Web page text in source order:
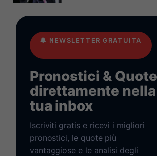
🔔 NEWSLETTER GRATUITA
Pronostici & Quote
direttamente nella
tua inbox
Iscriviti gratis e ricevi i migliori
pronostici, le quote più
vantaggiose e le analisi degli